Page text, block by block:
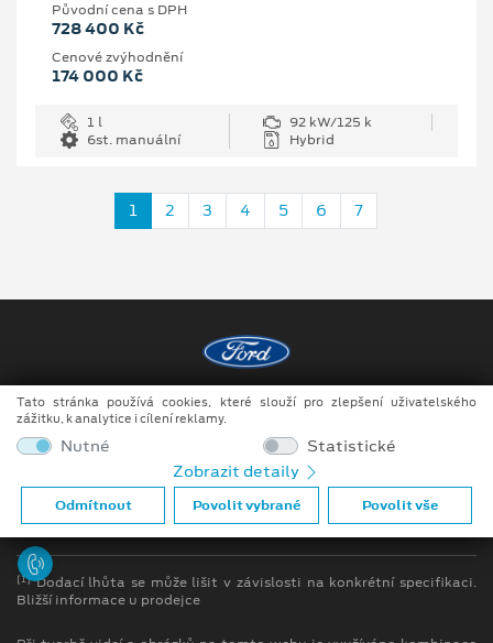
Původní cena s DPH
728 400 Kč
Cenové zvýhodnění
174 000 Kč
1 l
92 kW/125 k
6st. manuální
Hybrid
1 2 3 4 5 6 7
Copyright ©2026 Auto JIPE s.r.o.
Obchodní podmínky
Ochrana osobních údajů
Prohlášení o zpracování údajů konečných zákazníků
[1]Dodací lhůta se může lišit v závislosti na konkrétní specifikaci.
Bližší informace u prodejce
Tato stránka používá cookies, které slouží pro zlepšení uživatelského
zážitku, k analytice i cílení reklamy.
Nutné
Statistické
Zobrazit detaily
Odmítnout Povolit vybrané Povolit vše